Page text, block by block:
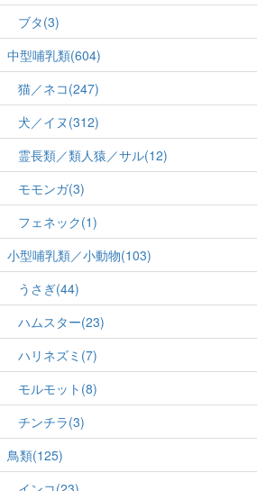
ブタ(3)
中型哺乳類(604)
猫／ネコ(247)
犬／イヌ(312)
霊長類／類人猿／サル(12)
モモンガ(3)
フェネック(1)
小型哺乳類／小動物(103)
うさぎ(44)
ハムスター(23)
ハリネズミ(7)
モルモット(8)
チンチラ(3)
鳥類(125)